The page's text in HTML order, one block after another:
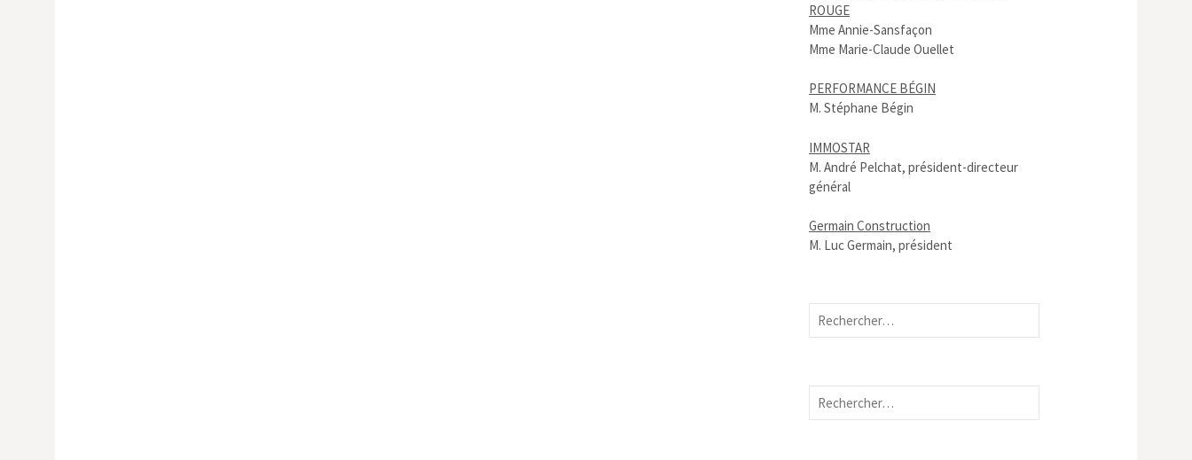
ROUGE
Mme Annie-Sansfaçon
Mme Marie-Claude Ouellet
PERFORMANCE BÉGIN
M. Stéphane Bégin
IMMOSTAR
M. André Pelchat, président-directeur
général
Germain Construction
M. Luc Germain, président
Rechercher :
Rechercher :